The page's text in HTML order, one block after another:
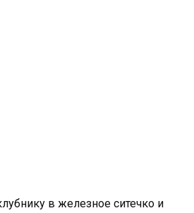
в железное ситечко и